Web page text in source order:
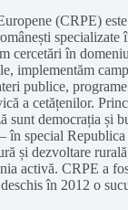
(CRPE)
specializate
cercetări în
implementăm
publice,
a cetățenilor.
sunt democrația și
în special
și dezvoltare
activă. CRPE a
în 2012 o